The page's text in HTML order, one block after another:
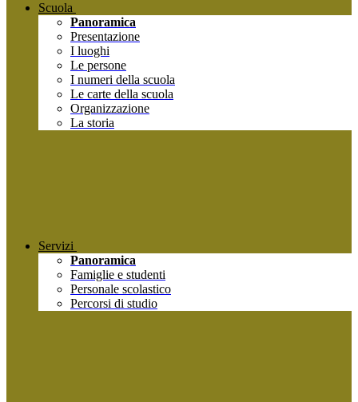
Scuola
Panoramica
Presentazione
I luoghi
Le persone
I numeri della scuola
Le carte della scuola
Organizzazione
La storia
Servizi
Panoramica
Famiglie e studenti
Personale scolastico
Percorsi di studio